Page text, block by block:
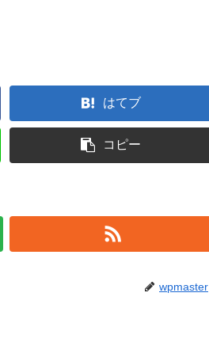
はてブ
コピー
wpmaster